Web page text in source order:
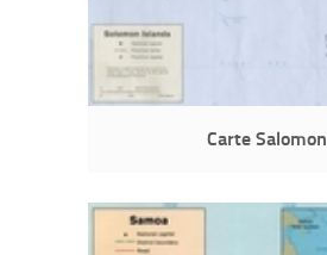
Carte Salomon